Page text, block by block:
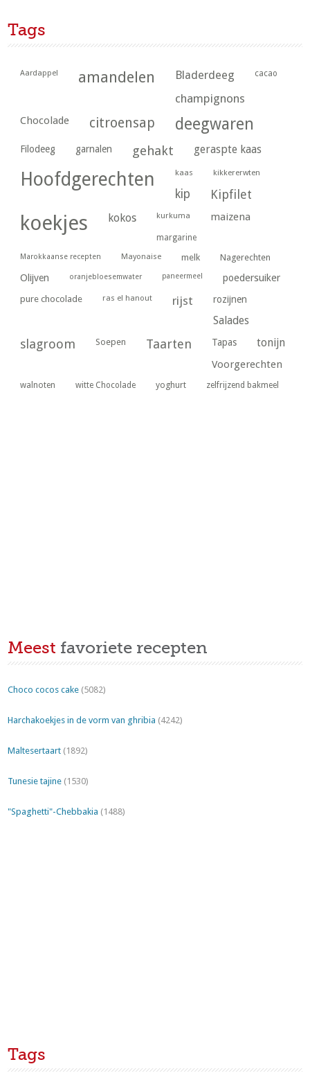
Tags
Aardappel amandelen Bladerdeeg cacao
champignons
Chocolade citroensap deegwaren
Filodeeg garnalen gehakt geraspte kaas
Hoofdgerechten kaas kikkererwten
kip Kipfilet
koekjes kokos kurkuma maizena
margarine
Marokkaanse recepten Mayonaise melk Nagerechten
Olijven oranjebloesemwater paneermeel poedersuiker
pure chocolade ras el hanout rijst rozijnen
Salades
slagroom Soepen Taarten Tapas tonijn
Voorgerechten
walnoten witte Chocolade yoghurt zelfrijzend bakmeel
Meest favoriete recepten
Choco cocos cake (5082)
Harchakoekjes in de vorm van ghribia (4242)
Maltesertaart (1892)
Tunesie tajine (1530)
"Spaghetti"-Chebbakia (1488)
Tags